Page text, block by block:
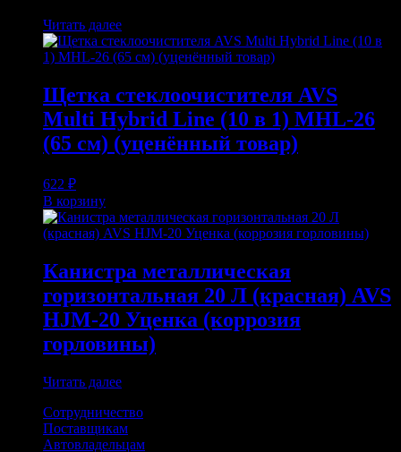
Читать далее
Щетка стеклоочистителя AVS
Multi Hybrid Line (10 в 1) MHL-26
(65 см) (уценённый товар)
622 ₽
В корзину
Канистра металлическая
горизонтальная 20 Л (красная) AVS
HJM-20 Уценка (коррозия
горловины)
Читать далее
Сотрудничество
Поставщикам
Автовладельцам